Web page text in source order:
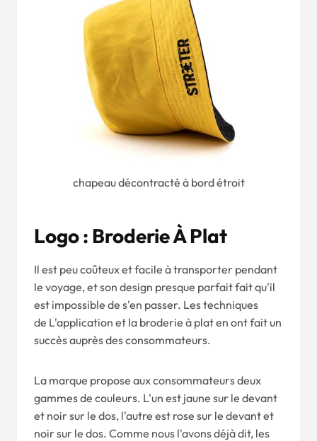
chapeau décontracté à bord étroit
Logo : Broderie À Plat
Il est peu coûteux et facile à transporter pendant
le voyage, et son design presque parfait fait qu'il
est impossible de s'en passer. Les techniques
de L'application et la broderie à plat en ont fait un
succès auprès des consommateurs.
La marque propose aux consommateurs deux
gammes de couleurs. L'un est jaune sur le devant
et noir sur le dos, l'autre est rose sur le devant et
noir sur le dos. Comme nous l'avons déjà dit, les